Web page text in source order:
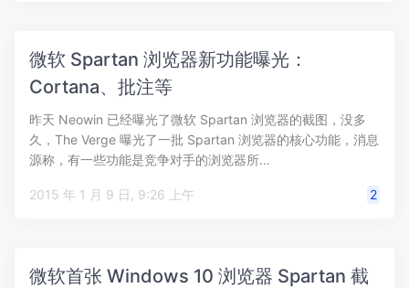
微软 Spartan 浏览器新功能曝光：
Cortana、批注等
昨天 Neowin 已经曝光了微软 Spartan 浏览器的截图，没多
久，The Verge 曝光了一批 Spartan 浏览器的核心功能，消息
源称，有一些功能是竞争对手的浏览器所…
2015 年 1 月 9 日, 9:26 上午 2
微软首张 Windows 10 浏览器 Spartan 截